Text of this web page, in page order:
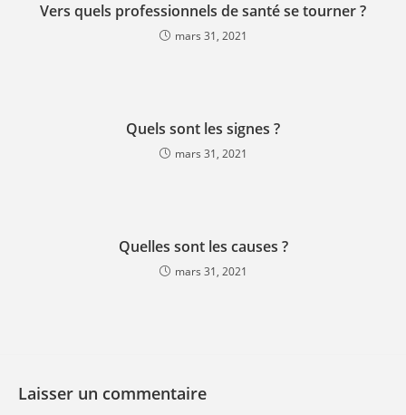
Vers quels professionnels de santé se tourner ?
mars 31, 2021
Quels sont les signes ?
mars 31, 2021
Quelles sont les causes ?
mars 31, 2021
Laisser un commentaire